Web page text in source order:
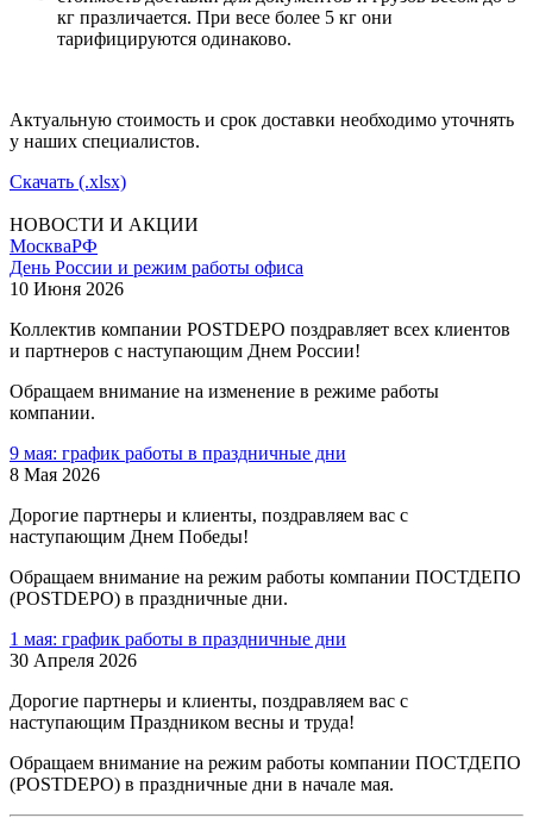
кг празличается. При весе более 5 кг они
тарифицируются одинаково.
Актуальную стоимость и срок доставки необходимо уточнять
у наших специалистов.
Скачать (.xlsx)
НОВОСТИ И АКЦИИ
МоскваРФ
День России и режим работы офиса
10 Июня 2026
Коллектив компании POSTDEPO поздравляет всех клиентов
и партнеров с наступающим Днем России!
Обращаем внимание на изменение в режиме работы
компании.
9 мая: график работы в праздничные дни
8 Мая 2026
Дорогие партнеры и клиенты, поздравляем вас с
наступающим Днем Победы!
Обращаем внимание на режим работы компании ПОСТДЕПО
(POSTDEPO) в праздничные дни.
1 мая: график работы в праздничные дни
30 Апреля 2026
Дорогие партнеры и клиенты, поздравляем вас с
наступающим Праздником весны и труда!
Обращаем внимание на режим работы компании ПОСТДЕПО
(POSTDEPO) в праздничные дни в начале мая.